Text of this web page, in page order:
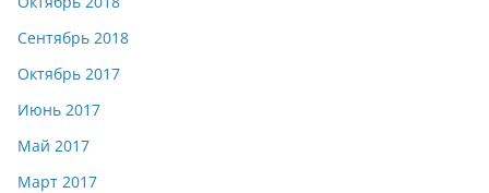
Сентябрь 2018
Октябрь 2017
Июнь 2017
Май 2017
Март 2017